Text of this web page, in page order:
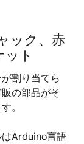
ック、赤
ト
割り当てら
の部品がそ
。
Arduino言語